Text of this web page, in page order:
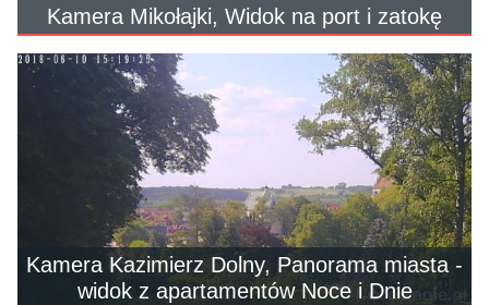
Kamera Mikołajki, Widok na port i zatokę
Kamera Kazimierz Dolny, Panorama miasta -
widok z apartamentów Noce i Dnie